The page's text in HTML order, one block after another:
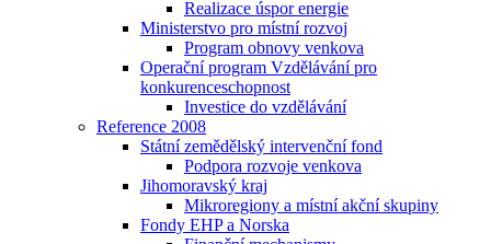
Realizace úspor energie
Ministerstvo pro místní rozvoj
Program obnovy venkova
Operační program Vzdělávání pro
konkurenceschopnost
Investice do vzdělávání
Reference 2008
Státní zemědělský intervenční fond
Podpora rozvoje venkova
Jihomoravský kraj
Mikroregiony a místní akční skupiny
Fondy EHP a Norska